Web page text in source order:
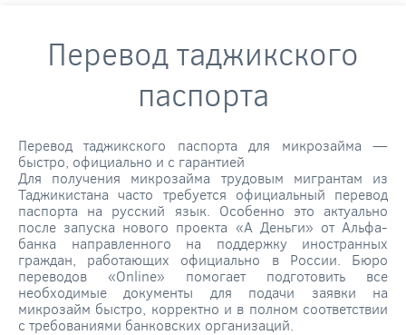
Перевод таджикского
паспорта
Перевод таджикского паспорта для микрозайма —
быстро, официально и с гарантией
Для получения микрозайма трудовым мигрантам из
Таджикистана часто требуется официальный перевод
паспорта на русский язык. Особенно это актуально
после запуска нового проекта «А Деньги» от Альфа-
банка направленного на поддержку иностранных
граждан, работающих официально в России. Бюро
переводов «Online» помогает подготовить все
необходимые документы для подачи заявки на
микрозайм быстро, корректно и в полном соответствии
с требованиями банковских организаций.